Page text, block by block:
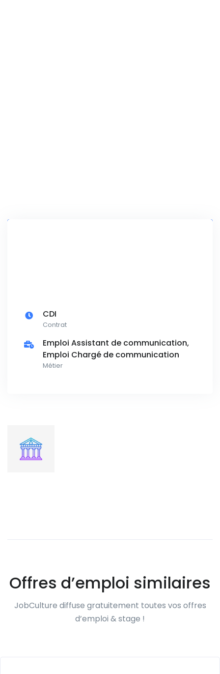
CDI
Contrat
Emploi Assistant de communication,
Emploi Chargé de communication
Métier
Offres d’emploi similaires
JobCulture diffuse gratuitement toutes vos offres
d’emploi & stage !